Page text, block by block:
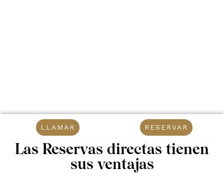
LLAMAR RESERVAR
Las Reservas directas tienen
sus ventajas